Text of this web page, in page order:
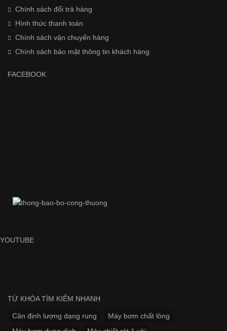
Chính sách đổi trả hàng
Hình thức thanh toán
Chính sách vận chuyển hàng
Chính sách bảo mật thông tin khách hàng
FACEBOOK
YOUTUBE
TỪ KHÓA TÌM KIẾM NHANH
Cân định lượng dạng rung
Máy bơm chất lỏng